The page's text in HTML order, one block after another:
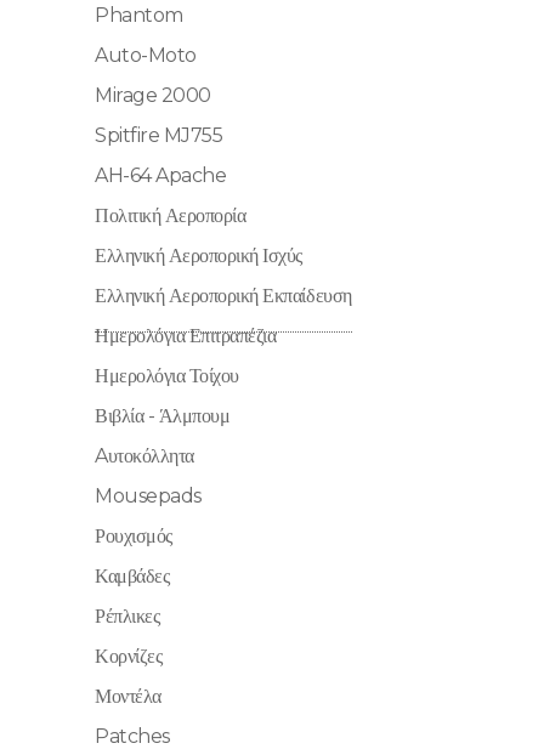
Phantom
Auto-Moto
Mirage 2000
Spitfire MJ755
AH-64 Apache
Πολιτική Αεροπορία
Ελληνική Αεροπορική Ισχύς
Ελληνική Αεροπορική Εκπαίδευση
Ημερολόγια Επιτραπέζια
Ημερολόγια Τοίχου
Βιβλία - Άλμπουμ
Aυτοκόλλητα
Mousepads
Ρουχισμός
Καμβάδες
Ρέπλικες
Κορνίζες
Μοντέλα
Patches